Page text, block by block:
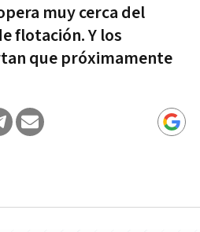
muy cerca del
flotación. Y los
que próximamente